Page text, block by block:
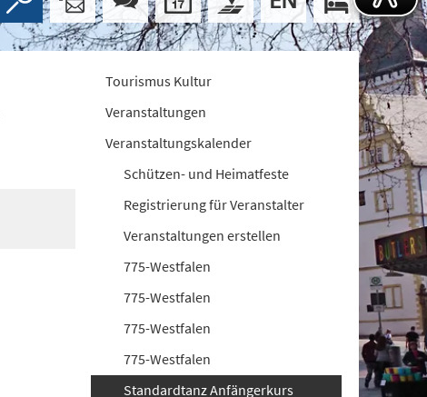
Tourismus Kultur
Veranstaltungen
Veranstaltungskalender
Schützen- und Heimatfeste
Registrierung für Veranstalter
Veranstaltungen erstellen
775-Westfalen
775-Westfalen
775-Westfalen
775-Westfalen
Standardtanz Anfängerkurs